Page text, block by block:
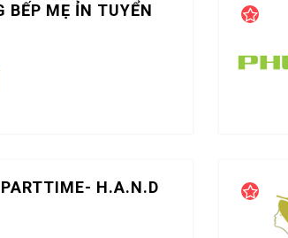
BẾP MẸ ỈN TUYỂN
H.A.N.D